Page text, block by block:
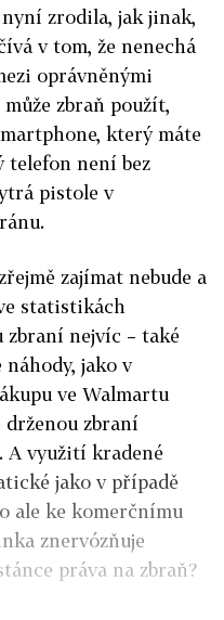
zrodila, jak jinak,
v tom, že nenechá
oprávněnými
zbraň použít,
který máte
telefon není bez
pistole v
zajímat nebude a
statistikách
nejvíc – také
náhody, jako v
ve Walmartu
zbraní
A využití kradené
jako v případě
ale ke komerčnímu
znervózňuje
práva na zbraň?